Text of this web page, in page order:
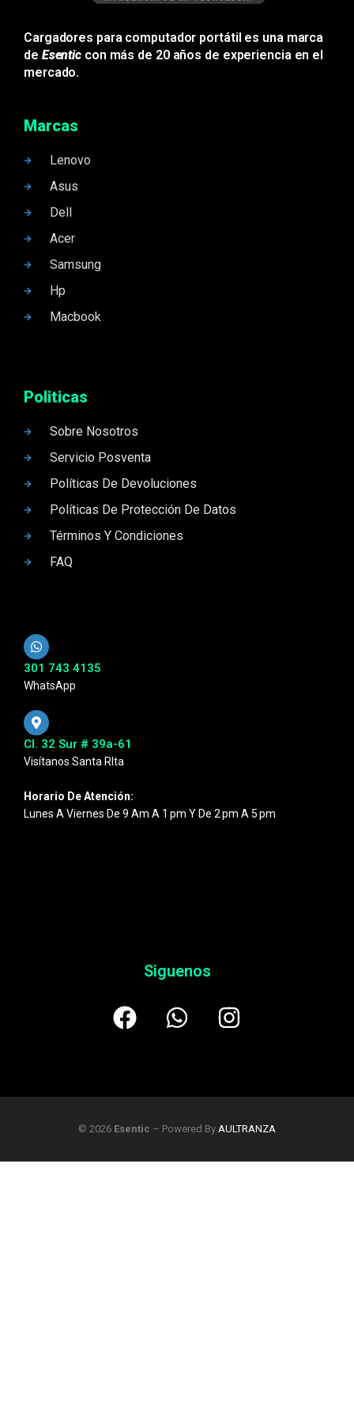
Cargadores para computador portátil es una marca
de Esentic con más de 20 años de experiencia en el
mercado.
Marcas
Lenovo
Asus
Dell
Acer
Samsung
Hp
Macbook
Politicas
Sobre Nosotros
Servicio Posventa
Políticas De Devoluciones
Políticas De Protección De Datos
Términos Y Condiciones
FAQ
301 743 4135
WhatsApp
Cl. 32 Sur # 39a-61
Visítanos Santa RIta
Horario De Atención:
Lunes A Viernes De 9 Am A 1 Pm Y De 2 Pm A 5 Pm
Siguenos
© 2026 Esentic – Powered By AULTRANZA